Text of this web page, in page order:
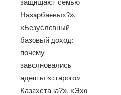
защищают семью
Назарбаевых?».
«Безусловный
базовый доход:
почему
заволновались
адепты «старого»
Казахстана?». «Эхо